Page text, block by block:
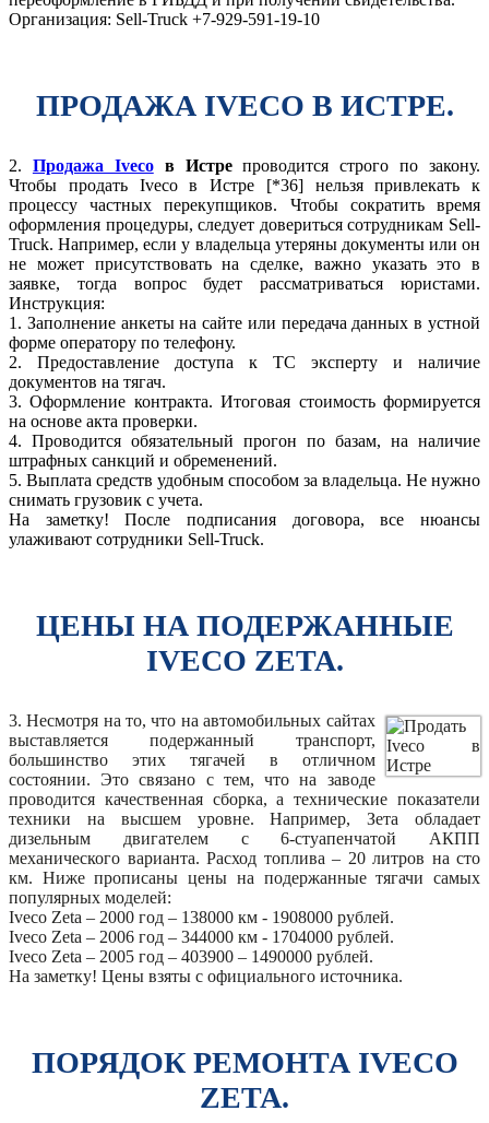
Организация: Sell-Truck +7-929-591-19-10
ПРОДАЖА IVECO В ИСТРЕ.
2. Продажа Ivecoв Истрепроводится строго по закону.
Чтобы продать Iveco в Истре [*36] нельзя привлекать к
процессу частных перекупщиков. Чтобы сократить время
оформления процедуры, следует довериться сотрудникам Sell-
Truck. Например, если у владельца утеряны документы или он
не может присутствовать на сделке, важно указать это в
заявке, тогда вопрос будет рассматриваться юристами.
Инструкция:
1. Заполнение анкеты на сайте или передача данных в устной
форме оператору по телефону.
2. Предоставление доступа к ТС эксперту и наличие
документов на тягач.
3. Оформление контракта. Итоговая стоимость формируется
на основе акта проверки.
4. Проводится обязательный прогон по базам, на наличие
штрафных санкций и обременений.
5. Выплата средств удобным способом за владельца. Не нужно
снимать грузовик с учета.
На заметку! После подписания договора, все нюансы
улаживают сотрудники Sell-Truck.
ЦЕНЫ НА ПОДЕРЖАННЫЕ
IVECO ZETA.
3. Несмотря на то, что на автомобильных сайтах
выставляется подержанный транспорт,
большинство этих тягачей в отличном
состоянии. Это связано с тем, что на заводе
проводится качественная сборка, а технические показатели
техники на высшем уровне. Например, Зета обладает
дизельным двигателем с 6-стуапенчатой АКПП
механического варианта. Расход топлива – 20 литров на сто
км. Ниже прописаны цены на подержанные тягачи самых
популярных моделей:
Iveco Zeta – 2000 год – 138000 км - 1908000 рублей.
Iveco Zeta – 2006 год – 344000 км - 1704000 рублей.
Iveco Zeta – 2005 год – 403900 – 1490000 рублей.
На заметку! Цены взяты с официального источника.
ПОРЯДОК РЕМОНТА IVECO
ZETA.